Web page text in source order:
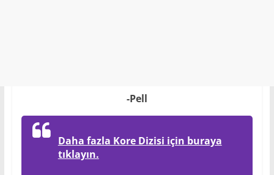
-Pell
Daha fazla Kore Dizisi için buraya
tıklayın.